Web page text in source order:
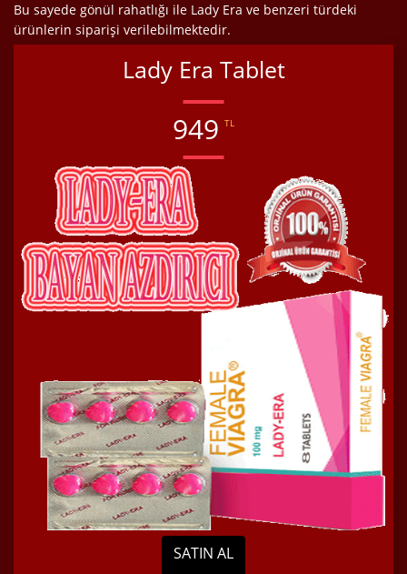
Bu sayede gönül rahatlığı ile Lady Era ve benzeri türdeki
ürünlerin siparişi verilebilmektedir.
Lady Era Tablet
949 TL
SATIN AL